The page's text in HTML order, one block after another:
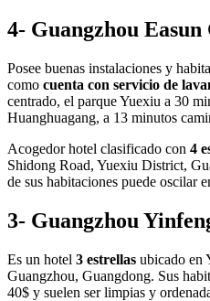
4- Guangzhou Easun
Posee buenas instalaciones y
como cuenta con servicio de
centrado, el parque Yuexiu a 30
Huanghuagang, a 13 minutos
Acogedor hotel clasificado con 4
Shidong Road, Yuexiu District,
de sus habitaciones puede oscilar
3- Guangzhou
Es un hotel 3 estrellas ubicado en
Guangzhou, Guangdong. Sus
40$ y suelen ser limpias y